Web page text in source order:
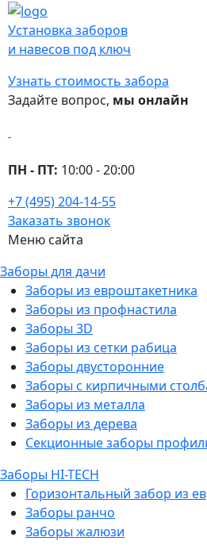
Установка заборов
и навесов под ключ
Узнать стоимость забора
Задайте вопрос, мы онлайн
ПН - ПТ: 10:00 - 20:00
+7 (495) 204-14-55
Заказать звонок
Меню сайта
Заборы для дачи
Заборы из евроштакетника
Заборы из профнастила
Заборы 3D
Заборы из сетки рабица
Заборы двусторонние
Заборы с кирпичными
Заборы из металла
Заборы из дерева
Секционные заборы
Заборы HI-TECH
Горизонтальный забор из
Заборы ранчо
Заборы жалюзи